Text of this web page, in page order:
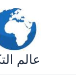
عالم